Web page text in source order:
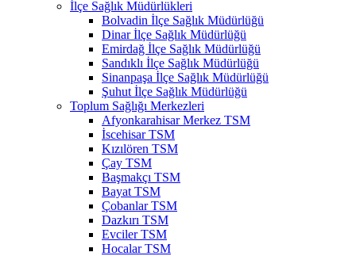
İlçe Sağlık Müdürlükleri
Bolvadin İlçe Sağlık Müdürlüğü
Dinar İlçe Sağlık Müdürlüğü
Emirdağ İlçe Sağlık Müdürlüğü
Sandıklı İlçe Sağlık Müdürlüğü
Sinanpaşa İlçe Sağlık Müdürlüğü
Şuhut İlçe Sağlık Müdürlüğü
Toplum Sağlığı Merkezleri
Afyonkarahisar Merkez TSM
İscehisar TSM
Kızılören TSM
Çay TSM
Başmakçı TSM
Bayat TSM
Çobanlar TSM
Dazkırı TSM
Evciler TSM
Hocalar TSM